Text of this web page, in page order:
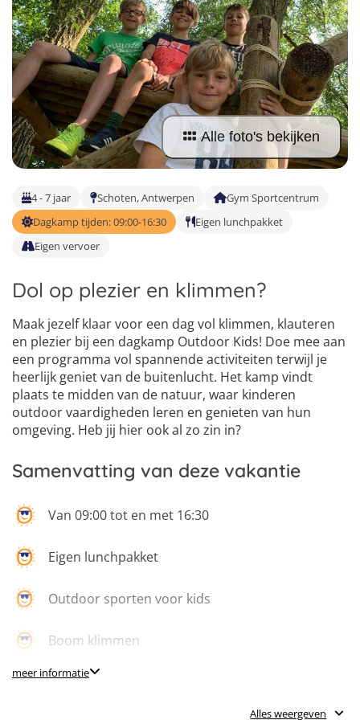
Vind jouw perfecte kamp
Beantwoord een paar korte vragen en wij doen de rest.
Alle foto's bekijken
4 - 7 jaar Schoten, Antwerpen
Gym Sportcentrum
Dagkamp tijden: 09:00-16:30
Eigen lunchpakket
Eigen vervoer
Dol op plezier en klimmen?
Maak jezelf klaar voor een dag vol klimmen, klauteren
en plezier bij een dagkamp Outdoor Kids! Doe mee aan
een programma vol spannende activiteiten terwijl je
heerlijk geniet van de buitenlucht. Het kamp vindt
plaats te midden van de natuur, waar kinderen
outdoor vaardigheden leren en genieten van hun
omgeving. Heb jij hier ook al zo zin in?
Samenvatting van deze vakantie
Van 09:00 tot en met 16:30
Eigen lunchpakket
Outdoor sporten voor kids
Boom klimmen
Kampen bouwen
meer informatie
Alles weergeven